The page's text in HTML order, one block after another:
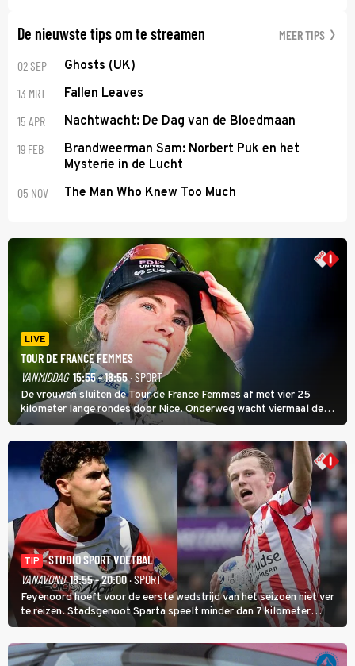
De nieuwste tips om te streamen MEER TIPS
02 SEP Ghosts (UK)
13 MRT Fallen Leaves
15 APR Nachtwacht: De Dag van de Bloedmaan
19 FEB
Brandweerman Sam: Norbert Puk en het
Mysterie in de Lucht
05 NOV The Man Who Knew Too Much
LIVE
TOUR DE FRANCE FEMMES
VANMIDDAG 15:55 - 18:55· SPORT
De vrouwen sluiten de Tour de France Femmes af met vier 25
kilometer lange rondes door Nice. Onderweg wacht viermaal de
zware Col d'Èze. Aan de finish op de Promenade des Anglais krijgt
de eindwinnaar de laatste gele trui.
TIP
STUDIO SPORT VOETBAL
VANAVOND 18:55 - 20:00· SPORT
Feyenoord hoeft voor de eerste wedstrijd van het seizoen niet ver
te reizen. Stadsgenoot Sparta speelt minder dan 7 kilometer
verderop. Feyenoord trok de Spaanse spits Nacho Ferri aan van
KVC Westerlo uit België.